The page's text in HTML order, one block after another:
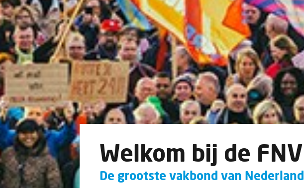
Welkom bij de FNV
De grootste vakbond van Nederland